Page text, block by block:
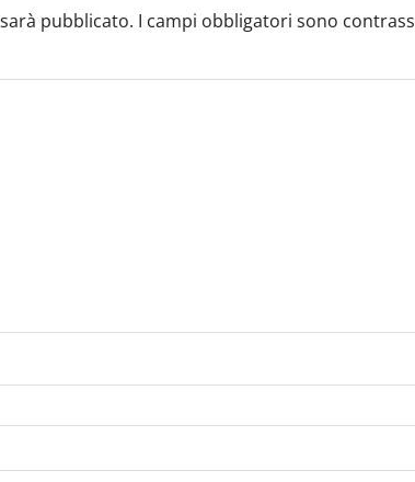
pubblicato. I campi obbligatori sono